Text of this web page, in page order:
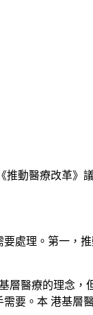
動醫療改革》議
處理。第一
醫療的理念
要。本 港基層